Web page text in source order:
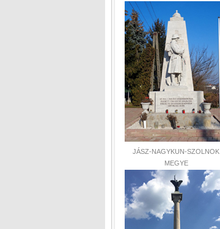
JÁSZ-NAGYKUN-SZOLNOK
MEGYE